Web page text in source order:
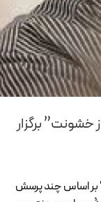
برگزار
بر اساس چند پرسش